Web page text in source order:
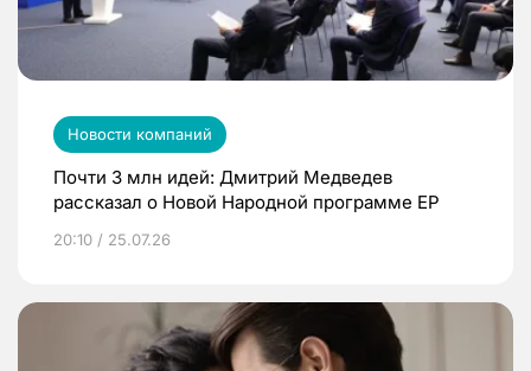
Новости компаний
Почти 3 млн идей: Дмитрий Медведев
рассказал о Новой Народной программе ЕР
20:10 / 25.07.26